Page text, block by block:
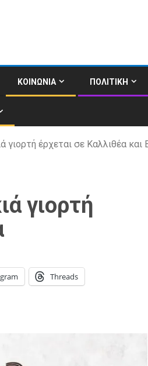
ΚΟΙΝΩΝΙΑ ΠΟΛΙΤΙΚΗ
γιορτή έρχεται σε Καλλιθέα και
γιορτή
Threads